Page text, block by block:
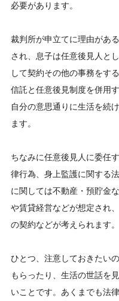
必要があります。
裁判所が申立てに理由があ
され、息子は任意後見人と
して契約その他の事務をす
信託と任意後見制度を併用
自分の意思通りに生活を続
ます。
ちなみに任意後見人に委任
律行為、身上監護に関する
に関しては不動産・預貯金
や賃貸経営などが想定され
の契約などが考えられます。
ひとつ、注意しておきたい
もらったり、生活の世話を
いことです。あくまでも法